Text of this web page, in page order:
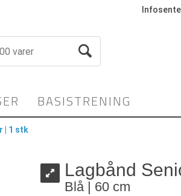
BASISTRENING
| 1 stk
Lagbånd
Blå | 60 cm